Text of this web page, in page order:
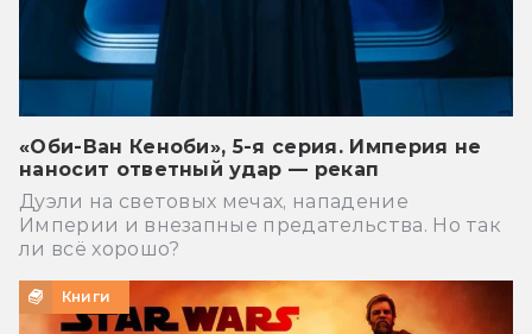
«Оби-Ван Кеноби», 5-я серия. Империя не
наносит ответный удар — рекап
Дуэли на световых мечах, нападение
Империи и внезапные предательства. Но так
ли всё хорошо?
Книги